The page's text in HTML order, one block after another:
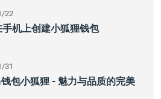
22
机上创建小狐狸钱包
31
包小狐狸 - 魅力与品质的完美